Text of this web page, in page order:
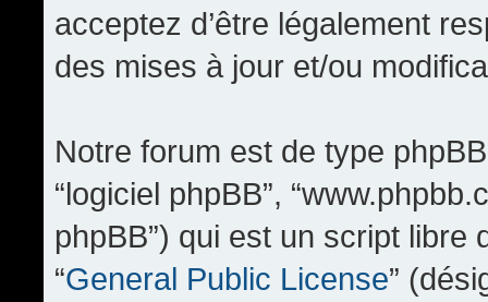
acceptez d’être légalement
des mises à jour et/ou
Notre forum est de type phpBB
“logiciel phpBB”,
phpBB”) qui est un script
“General Public License”